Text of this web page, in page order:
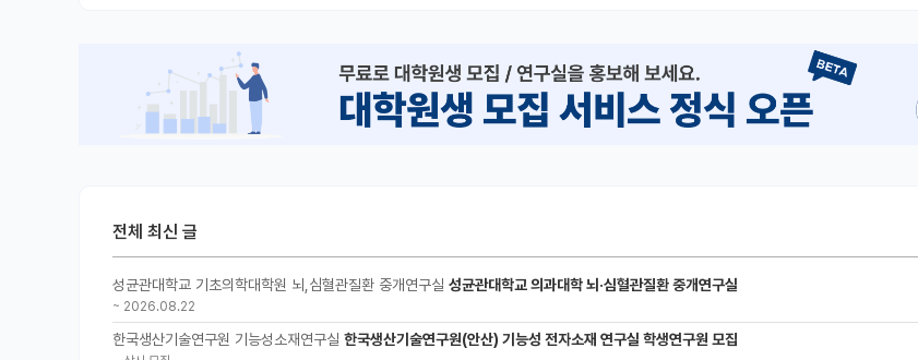
전체 최신 글
성균관대학교 기초의학대학원 뇌,심혈관질환 중개연구실 성균관대학교 의과대학 뇌·심혈관질환 중개연구실
~ 2026.08.22
한국생산기술연구원 기능성소재연구실 한국생산기술연구원(안산) 기능성 전자소재 연구실 학생연구원 모집